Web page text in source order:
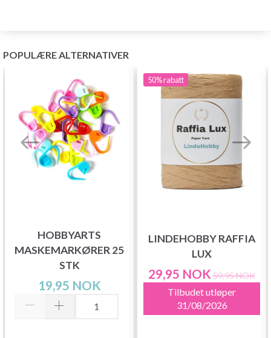
POPULÆRE ALTERNATIVER
HOBBYARTS
MASKEMARKØRER 25
STK
19,95 NOK
50%rabatt
LINDEHOBBY RAFFIA
LUX
29,95 NOK 59,95 NOK
Tilbudet utløper
31/08/2026